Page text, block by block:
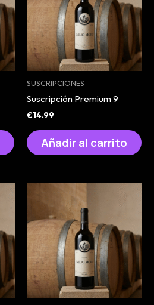
SUSCRIPCIONES
Suscripción Premium 9
€14.99
Añadir al carrito